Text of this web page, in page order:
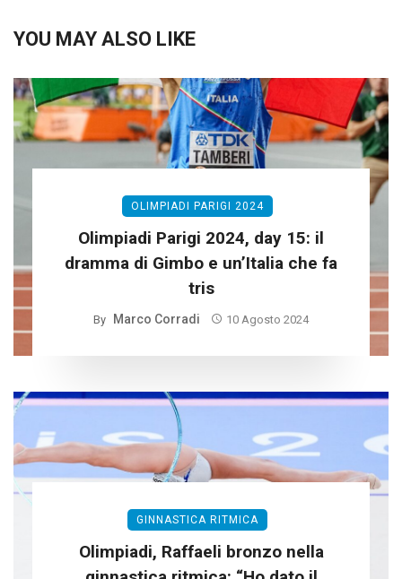
YOU MAY ALSO LIKE
OLIMPIADI PARIGI 2024
Olimpiadi Parigi 2024, day 15: il
dramma di Gimbo e un’Italia che fa
tris
By Marco Corradi 10 Agosto 2024
GINNASTICA RITMICA
Olimpiadi, Raffaeli bronzo nella